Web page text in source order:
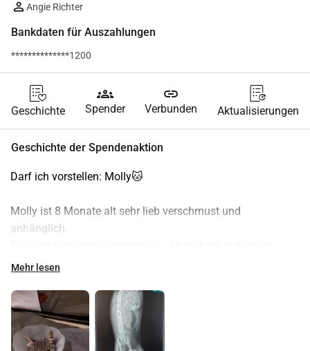
Angie Richter
Bankdaten für Auszahlungen
**************1200
Geschichte
groups
Spender
link
Verbunden Aktualisierungen
Geschichte der Spendenaktion
Darf ich vorstellen: Molly🐱
Molly ist 8 Monate alt sehr lieb verschmust und
anhänglich.
Bauernhof mit 3 anderen Kätzchen zur Welt.
Molly konnten wir mit viel Geduld zahm kriegen.😍
Vergangenes Wochenende hatte Molly leider einen
Mehr lesen